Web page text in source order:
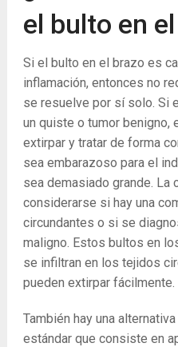
el bulto en
Si el bulto en el brazo es
inflamación, entonces no
se resuelve por sí solo. Si
un quiste o tumor benigno,
extirpar y tratar de forma
sea embarazoso para el
sea demasiado grande. La
considerarse si hay una
circundantes o si se
maligno. Estos bultos en
se infiltran en los tejidos
pueden extirpar fácilmente.
También hay una
estándar que consiste en